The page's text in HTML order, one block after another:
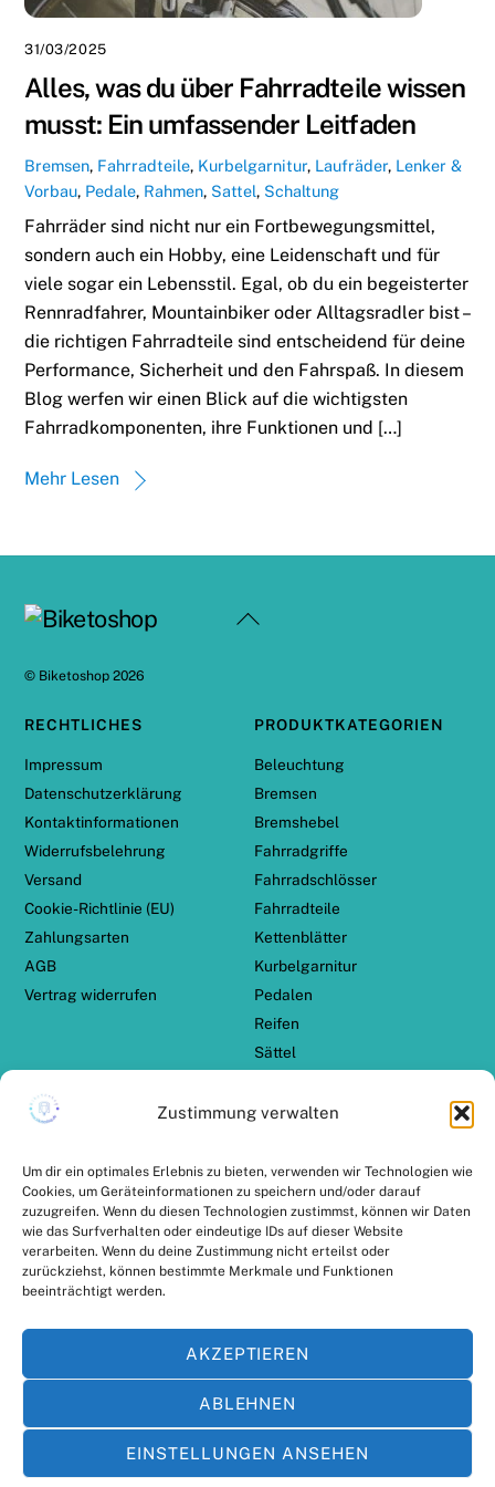
Zustimmung verwalten
Um dir ein optimales Erlebnis zu bieten, verwenden wir Technologien wie
Cookies, um Geräteinformationen zu speichern und/oder darauf
zuzugreifen. Wenn du diesen Technologien zustimmst, können wir Daten
wie das Surfverhalten oder eindeutige IDs auf dieser Website
verarbeiten. Wenn du deine Zustimmung nicht erteilst oder
zurückziehst, können bestimmte Merkmale und Funktionen
beeinträchtigt werden.
AKZEPTIEREN
ABLEHNEN
EINSTELLUNGEN ANSEHEN
31/03/2025
Alles, was du über Fahrradteile wissen
musst: Ein umfassender Leitfaden
Bremsen, Fahrradteile, Kurbelgarnitur, Laufräder, Lenker &
Vorbau, Pedale, Rahmen, Sattel, Schaltung
Fahrräder sind nicht nur ein Fortbewegungsmittel,
sondern auch ein Hobby, eine Leidenschaft und für
viele sogar ein Lebensstil. Egal, ob du ein begeisterter
Rennradfahrer, Mountainbiker oder Alltagsradler bist –
die richtigen Fahrradteile sind entscheidend für deine
Performance, Sicherheit und den Fahrspaß. In diesem
Blog werfen wir einen Blick auf die wichtigsten
Fahrradkomponenten, ihre Funktionen und […]
Mehr Lesen
Back
© Biketoshop 2026
RECHTLICHES
Impressum
Datenschutzerklärung
Kontaktinformationen
Widerrufsbelehrung
Versand
Cookie-Richtlinie (EU)
Zahlungsarten
AGB
Vertrag widerrufen
PRODUKTKATEGORIEN
Beleuchtung
Bremsen
Bremshebel
Fahrradgriffe
Fahrradschlösser
Fahrradteile
Kettenblätter
Kurbelgarnitur
Pedalen
Reifen
Sättel
Schaltwerk
TERN Zubehör
ZAHLUNGSARTEN VERSANDPARTNER
Kein Mehrwertsteuerausweis, da Kleinunternehmer nach §19 (1)